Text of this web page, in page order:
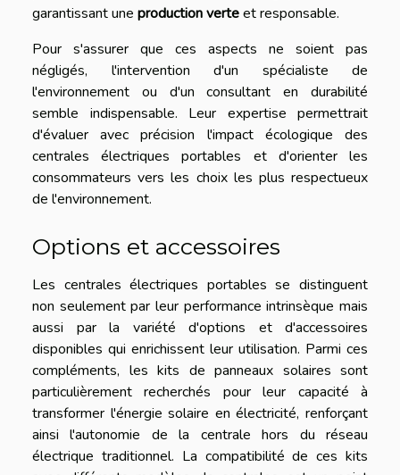
garantissant une production verteet responsable.
Pour s'assurer que ces aspects ne soient pas
négligés, l'intervention d'un spécialiste de
l'environnement ou d'un consultant en durabilité
semble indispensable. Leur expertise permettrait
d'évaluer avec précision l'impact écologique des
centrales électriques portables et d'orienter les
consommateurs vers les choix les plus respectueux
de l'environnement.
Options et accessoires
Les centrales électriques portables se distinguent
non seulement par leur performance intrinsèque mais
aussi par la variété d'options et d'accessoires
disponibles qui enrichissent leur utilisation. Parmi ces
compléments, les kits de panneaux solaires sont
particulièrement recherchés pour leur capacité à
transformer l'énergie solaire en électricité, renforçant
ainsi l'autonomie de la centrale hors du réseau
électrique traditionnel. La compatibilité de ces kits